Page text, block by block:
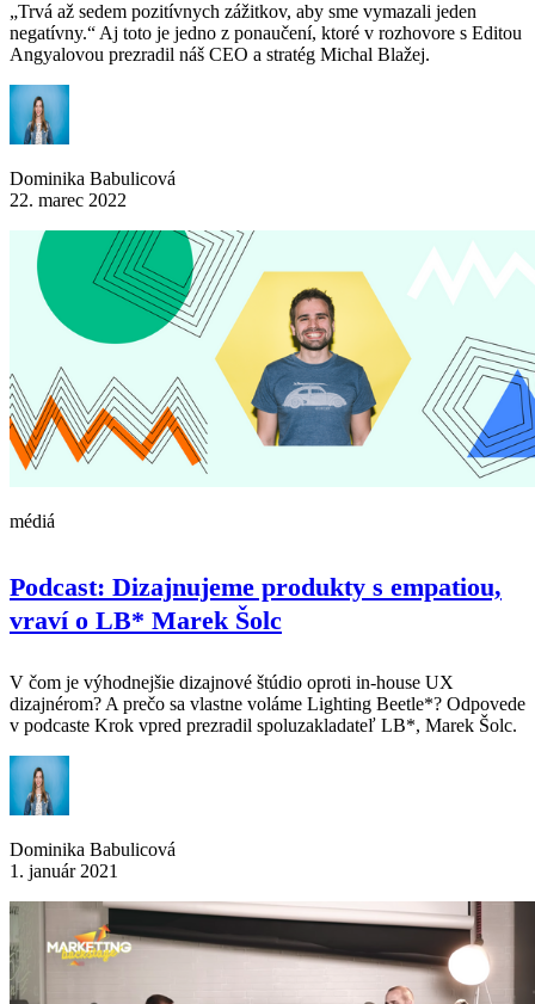
„Trvá až sedem pozitívnych zážitkov, aby sme vymazali jeden
negatívny.“ Aj toto je jedno z ponaučení, ktoré v rozhovore s Editou
Angyalovou prezradil náš CEO a stratég Michal Blažej.
Dominika Babulicová
22. marec 2022
médiá
Podcast: Dizajnujeme produkty s empatiou,
vraví o LB* Marek Šolc
V čom je výhodnejšie dizajnové štúdio oproti in-house UX
dizajnérom? A prečo sa vlastne voláme Lighting Beetle*? Odpovede
v podcaste Krok vpred prezradil spoluzakladateľ LB*, Marek Šolc.
Dominika Babulicová
1. január 2021